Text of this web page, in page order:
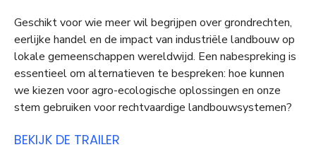
Geschikt voor wie meer wil begrijpen over grondrechten,
eerlijke handel en de impact van industriële landbouw op
lokale gemeenschappen wereldwijd. Een nabespreking is
essentieel om alternatieven te bespreken: hoe kunnen
we kiezen voor agro-ecologische oplossingen en onze
stem gebruiken voor rechtvaardige landbouwsystemen?
BEKIJK DE TRAILER